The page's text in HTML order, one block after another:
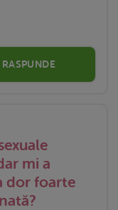
RASPUNDE
mi a
dor foarte